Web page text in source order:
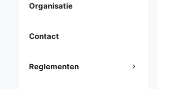
Organisatie
Contact
Reglementen